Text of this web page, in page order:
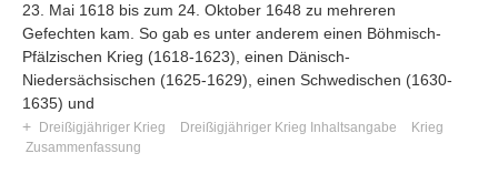
23. Mai 1618 bis zum 24. Oktober 1648 zu mehreren
Gefechten kam. So gab es unter anderem einen Böhmisch-
Pfälzischen Krieg (1618-1623), einen Dänisch-
Niedersächsischen (1625-1629), einen Schwedischen (1630-
1635) und
+
Dreißigjähriger Krieg Dreißigjähriger Krieg Inhaltsangabe
Krieg
Zusammenfassung